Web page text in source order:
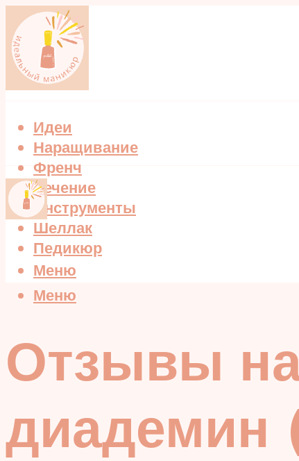
Идеи
Наращивание
Френч
Лечение
Инструменты
Шеллак
Педикюр
Меню
Меню
Отзывы
диадемин